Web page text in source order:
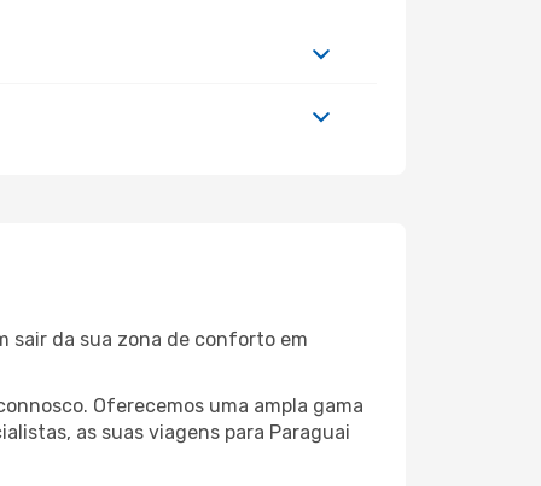
sair da sua zona de conforto em
Oferecemos uma ampla gama
as suas viagens para Paraguai